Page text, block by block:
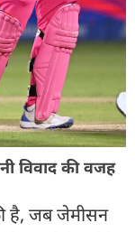
विवाद की वजह
है, जब जेमीसन